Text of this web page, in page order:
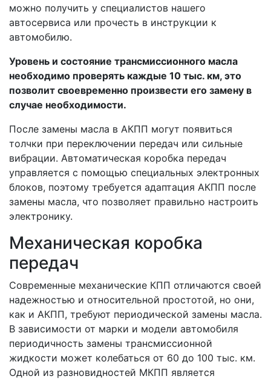
можно получить у специалистов нашего
автосервиса или прочесть в инструкции к
автомобилю.
Уровень и состояние трансмиссионного масла
необходимо проверять каждые 10 тыс. км, это
позволит своевременно произвести его замену в
случае необходимости.
После замены масла в АКПП могут появиться
толчки при переключении передач или сильные
вибрации. Автоматическая коробка передач
управляется с помощью специальных электронных
блоков, поэтому требуется адаптация АКПП после
замены масла, что позволяет правильно настроить
электронику.
Механическая коробка
передач
Современные механические КПП отличаются своей
надежностью и относительной простотой, но они,
как и АКПП, требуют периодической замены масла.
В зависимости от марки и модели автомобиля
периодичность замены трансмиссионной
жидкости может колебаться от 60 до 100 тыс. км.
Одной из разновидностей МКПП является